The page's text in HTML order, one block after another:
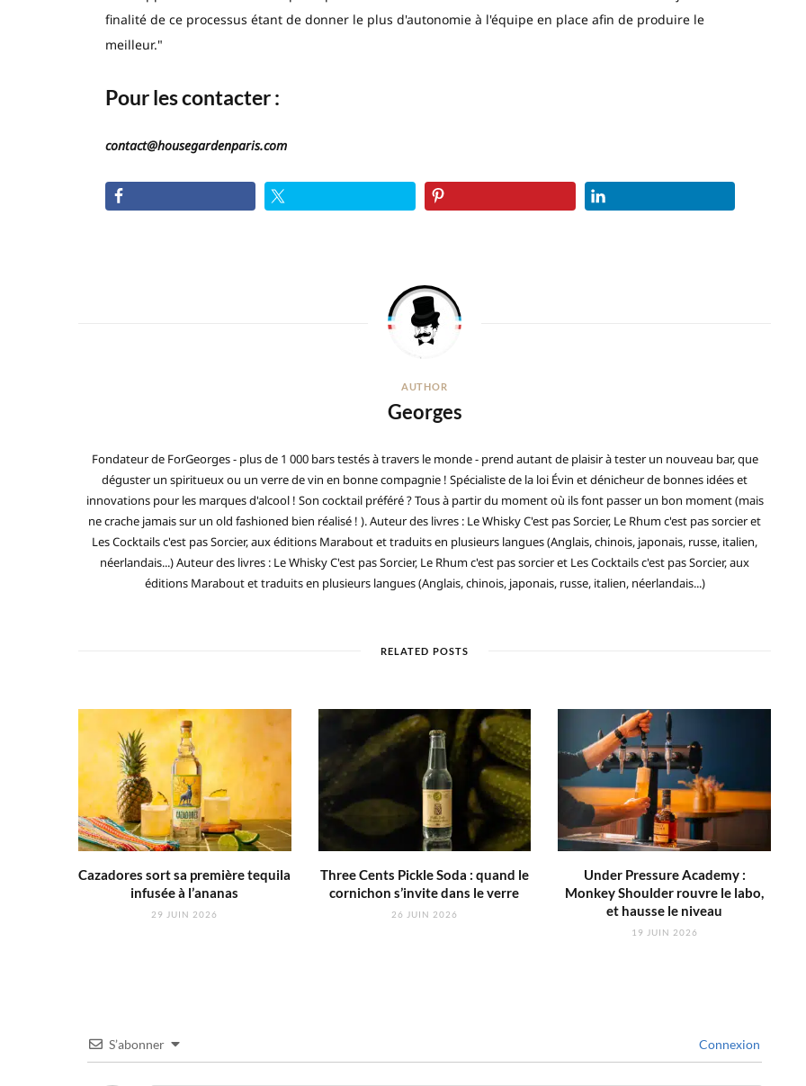
finalité de ce processus étant de donner le plus d'autonomie à l'équipe en place afin de produire le
meilleur."
Pour les contacter :
contact@housegardenparis.com
AUTHOR
Georges
Fondateur de ForGeorges - plus de 1 000 bars testés à travers le monde - prend autant de plaisir à tester un nouveau bar, que
déguster un spiritueux ou un verre de vin en bonne compagnie ! Spécialiste de la loi Évin et dénicheur de bonnes idées et
innovations pour les marques d'alcool ! Son cocktail préféré ? Tous à partir du moment où ils font passer un bon moment (mais
ne crache jamais sur un old fashioned bien réalisé ! ). Auteur des livres : Le Whisky C'est pas Sorcier, Le Rhum c'est pas sorcier et
Les Cocktails c'est pas Sorcier, aux éditions Marabout et traduits en plusieurs langues (Anglais, chinois, japonais, russe, italien,
néerlandais...) Auteur des livres : Le Whisky C'est pas Sorcier, Le Rhum c'est pas sorcier et Les Cocktails c'est pas Sorcier, aux
éditions Marabout et traduits en plusieurs langues (Anglais, chinois, japonais, russe, italien, néerlandais...)
RELATED POSTS
Cazadores sort sa première tequila
infusée à l’ananas
29 JUIN 2026
Three Cents Pickle Soda : quand le
cornichon s’invite dans le verre
26 JUIN 2026
Under Pressure Academy :
Monkey Shoulder rouvre le labo,
et hausse le niveau
19 JUIN 2026
S’abonner Connexion